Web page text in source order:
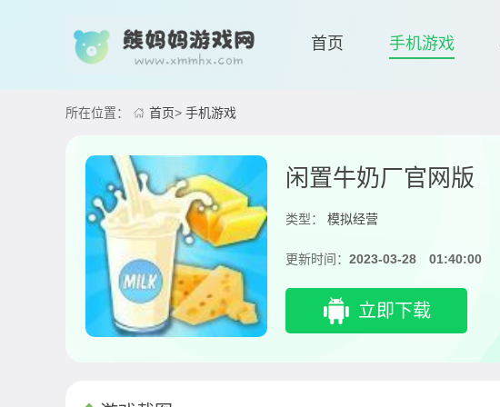
首页 手机游戏
所在位置： 首页> 手机游戏
闲置牛奶厂官网版
类型： 模拟经营
更新时间： 2023-03-28 01:40:00
立即下载